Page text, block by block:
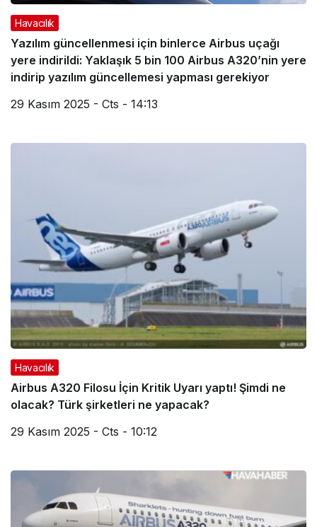
Havacılık
Yazılım güncellenmesi için binlerce Airbus uçağı
yere indirildi: Yaklaşık 5 bin 100 Airbus A320’nin yere
indirip yazılım güncellemesi yapması gerekiyor
29 Kasım 2025 - Cts - 14:13
Havacılık
Airbus A320 Filosu İçin Kritik Uyarı yaptı! Şimdi ne
olacak? Türk şirketleri ne yapacak?
29 Kasım 2025 - Cts - 10:12